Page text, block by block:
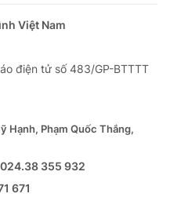
Việt Nam
điện tử số 483/GP-BTTTT
Hạnh, Phạm Quốc Thắng,
355 932
671